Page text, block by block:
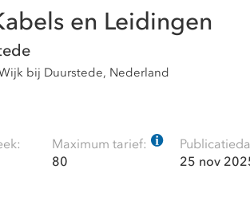
en Leidingen
bij Duurstede, Nederland
Maximum tarief:
80
25 nov